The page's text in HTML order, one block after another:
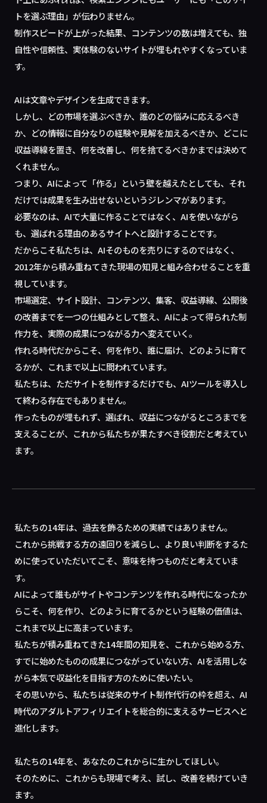
トを選ぶ理由」が伝わりません。
制作スピードが上がった結果、コンテンツの数は増えても、独
自性や信頼性、実体験のないサイトが埋もれやすくなっていま
す。
AIは文章やデザインを生成できます。
しかし、どの市場を選ぶべきか、誰のどの悩みに応えるべき
か、どの情報に自分なりの経験や見解を加えるべきか、どこに
収益導線を置き、何を改善し、何を捨てるべきかまでは決めて
くれません。
つまり、AIによって「作る」という壁を越えたとしても、それ
だけでは成果を生み出せないというジレンマがあります。
必要なのは、AIで大量に作ることではなく、AIを使いながら
も、選ばれる理由のあるサイトへと設計することです。
だからこそ私たちは、AIそのものを売りにするのではなく、
2012年から積み重ねてきた現場の知見と組み合わせることを重
視しています。
市場選定、サイト設計、コンテンツ、集客、収益導線、公開後
の改善までを一つの仕組みとして整え、AIによって得られた制
作力を、実際の成果につながる力へ変えていく。
作れる時代だからこそ、何を作り、誰に届け、どのように育て
るかが、これまで以上に問われています。
私たちは、ただサイトを制作するだけでも、AIツールを導入し
て終わる存在でもありません。
作ったものが埋もれず、選ばれ、収益につながるところまでを
支えることが、これから私たちが果たすべき役割だと考えてい
ます。
私たちの14年は、過去を飾るための実績ではありません。
これから挑戦する方の遠回りを減らし、より良い判断をするた
めに使っていただいてこそ、意味を持つものだと考えていま
す。
AIによって誰もがサイトやコンテンツを作れる時代になったか
らこそ、何を作り、どのように育てるかという経験の価値は、
これまで以上に高まっています。
私たちが積み重ねてきた14年間の知見を、これから始める方、
すでに始めたものの成果につながっていない方、AIを活用しな
がら本気で収益化を目指す方のために使いたい。
その思いから、私たちは従来のサイト制作代行の枠を超え、AI
時代のアダルトアフィリエイトを総合的に支えるサービスへと
進化します。
私たちの14年を、あなたのこれからに生かしてほしい。
そのために、これからも現場で考え、試し、改善を続けていき
ます。